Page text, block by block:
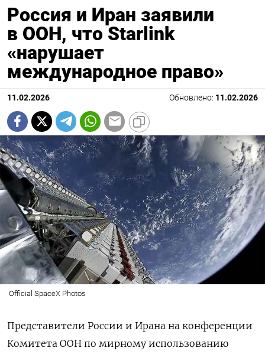
Россия и Иран заявили
в ООН, что Starlink
«нарушает
международное право»
11.02.2026 Обновлено: 11.02.2026
Official SpaceX Photos
Представители России и Ирана на конференции
Комитета ООН по мирному использованию